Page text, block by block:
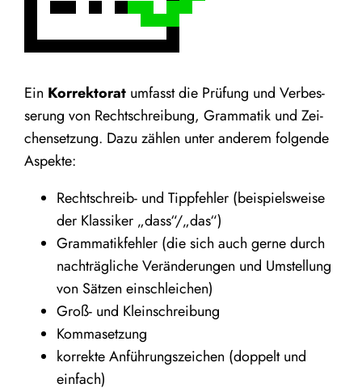
Ein Kor­rek­to­rat umfasst die Prü­fung und Ver­bes­
se­rung von Recht­schrei­bung, Gram­ma­tik und Zei­
chen­set­zung. Dazu zäh­len unter ande­rem fol­gen­de
Aspekte:
Recht­schreib- und Tipp­feh­ler (bei­spiels­wei­se
der Klas­si­ker „dass“/„das“)
Gram­ma­tik­feh­ler (die sich auch ger­ne durch
nach­träg­li­che Ver­än­de­run­gen und Umstel­lung
von Sät­zen einschleichen)
Groß- und Kleinschreibung
Kom­ma­set­zung
kor­rek­te Anfüh­rungs­zei­chen (dop­pelt und
einfach)